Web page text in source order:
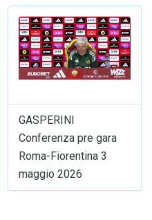
GASPERINI
Conferenza pre gara
Roma-Fiorentina 3
maggio 2026